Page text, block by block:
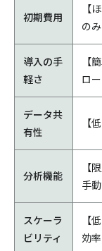
初期費用
【
のみ
導入の手
軽さ
【
ロ
データ共
有性
【
分析機能
【
手
スケーラ
ビリティ
【
効率